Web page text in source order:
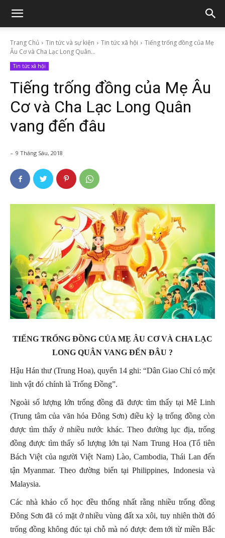
Trang Chủ Tin tức và sự kiện Tin tức xã hội
Tiếng trống đồng của Mẹ
Âu Cơ và Cha Lạc Long Quân...
Tin tức xã hội
Tiếng trống đồng của Mẹ Âu
Cơ và Cha Lạc Long Quân
vang đến đâu
- 9 Tháng Sáu, 2018
TIẾNG TRỐNG ĐỒNG CỦA MẸ ÂU CƠ VÀ CHA LẠC
LONG QUÂN VANG ĐẾN ĐÂU ?
Hậu Hán thư (Trung Hoa), quyển 14 ghi: “Dân Giao Chỉ có một
linh vật đó chính là Trống Đồng”.
Ngoài số lượng lớn trống đồng đã được tìm thấy tại Mê Linh
(Trung tâm của văn hóa Đông Sơn) điều kỳ lạ trống đồng còn
được tìm thấy ở nhiều nước khác. Theo đường lục địa, trống
đồng được tìm thấy số lượng lớn tại Nam Trung Hoa (Tổ tiên
Bách Việt của người Việt Nam) Lào, Cambodia, Thái Lan đến
tận Myanmar. Theo đường biển tại Philippines, Indonesia và
Malaysia.
Các nhà khảo cổ học đều thống nhất rằng nhiều trống đồng
Đông Sơn đã có mặt ở nhiều vùng đất xa xôi, tuy nhiên thời đó
trống đồng không đúc tại chỗ mà nó được đem tới từ miền Bắc